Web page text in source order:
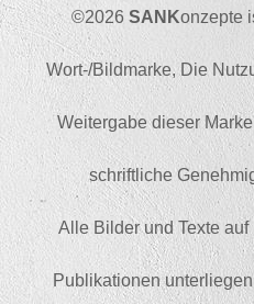
©2026 SANKonzepte
Wort-/Bildmarke, Die
Weitergabe dieser
schriftliche
Alle Bilder und Texte
Publikationen